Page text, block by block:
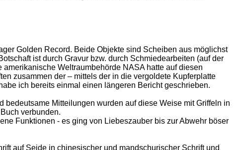
Golden Record. Beide Objekte sind Scheiben aus möglichst
ist durch Gravur bzw. durch Schmiedearbeiten (auf der
Weltraumbehörde NASA hatte auf diesen
zusammen der – mittels der in die vergoldete Kupferplatte
ich bereits einmal einen längeren Bericht geschrieben.
Mitteilungen wurden auf diese Weise mit Griffeln in
verbunden.
Funktionen - es ging von Liebeszauber bis zur Abwehr böser
auf Seide in chinesischer und mandschurischer Schrift und